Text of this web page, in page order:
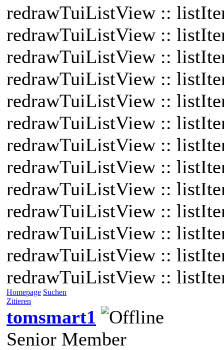
redrawTuiListView ::
redrawTuiListView ::
redrawTuiListView ::
redrawTuiListView ::
redrawTuiListView ::
redrawTuiListView ::
redrawTuiListView ::
redrawTuiListView ::
redrawTuiListView ::
redrawTuiListView ::
redrawTuiListView ::
redrawTuiListView ::
redrawTuiListView ::
Homepage Suchen
Zitieren
tomsmart1
Senior Member